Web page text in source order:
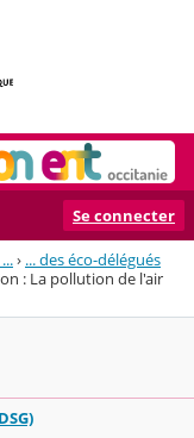
Se connecter
› ... des éco-délégués
: La pollution de l'air